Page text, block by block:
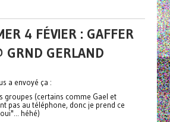
4 FÉVIER : GAFFER
GRND GERLAND
a envoyé ça :
groupes (certains comme Gael et
pas au téléphone, donc je prend ce
héhé)